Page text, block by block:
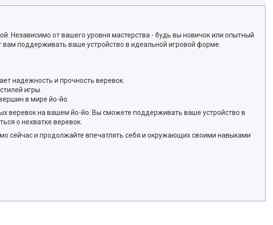
Независимо от вашего уровня мастерства - будь вы новичок или опытный
поддерживать ваше устройство в идеальной игровой форме.
надежность и прочность веревок.
игры.
в мире йо-йо.
веревок на вашем йо-йо. Вы сможете поддерживать ваше устройство в
о нехватке веревок.
сейчас и продолжайте впечатлять себя и окружающих своими навыками